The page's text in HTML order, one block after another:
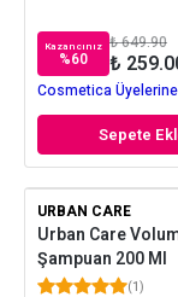
Kazancınız
%60
₺ 649.90
₺
Cosmetica
Sepete
URBAN CARE
Urban Care
Şampuan 200 Ml
(1)